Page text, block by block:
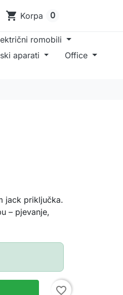
shopping_cart Korpa 0
romobili
aparati
Office
jack priključka.
– pjevanje,
favorite_border